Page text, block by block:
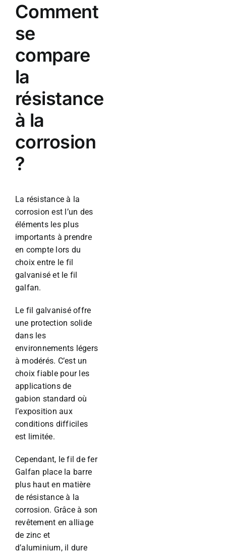
Comment
se
compare
la
résistance
à la
corrosion
?
La résistance à la
corrosion est l’un des
éléments les plus
importants à prendre
en compte lors du
choix entre le fil
galvanisé et le fil
galfan.
Le fil galvanisé offre
une protection solide
dans les
environnements légers
à modérés. C’est un
choix fiable pour les
applications de
gabion standard où
l’exposition aux
conditions difficiles
est limitée.
Cependant, le fil de fer
Galfan place la barre
plus haut en matière
de résistance à la
corrosion. Grâce à son
revêtement en alliage
de zinc et
d’aluminium, il dure